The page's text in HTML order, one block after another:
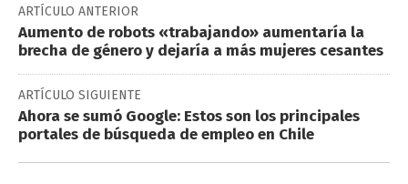
ARTÍCULO ANTERIOR
Aumento de robots «trabajando» aumentaría la
brecha de género y dejaría a más mujeres cesantes
ARTÍCULO SIGUIENTE
Ahora se sumó Google: Estos son los principales
portales de búsqueda de empleo en Chile